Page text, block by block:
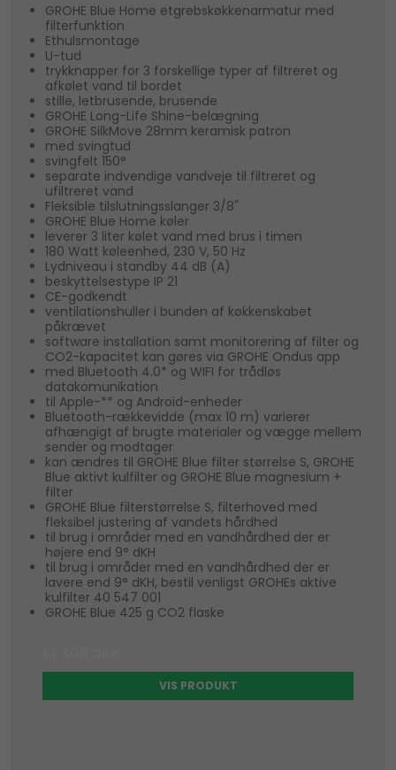
GROHE Blue Home etgrebskøkkenarmatur med
filterfunktion
Ethulsmontage
U-tud
trykknapper for 3 forskellige typer af filtreret og
afkølet vand til bordet
stille, letbrusende, brusende
GROHE Long-Life Shine-belægning
GROHE SilkMove 28mm keramisk patron
med svingtud
svingfelt 150°
separate indvendige vandveje til filtreret og
ufiltreret vand
Fleksible tilslutningsslanger 3/8"
GROHE Blue Home køler
leverer 3 liter kølet vand med brus i timen
180 Watt køleenhed, 230 V, 50 Hz
Lydniveau i standby 44 dB (A)
beskyttelsestype IP 21
CE-godkendt
ventilationshuller i bunden af køkkenskabet
påkrævet
software installation samt monitorering af filter og
CO2-kapacitet kan gøres via GROHE Ondus app
med Bluetooth 4.0* og WIFI for trådløs
datakomunikation
til Apple-** og Android-enheder
Bluetooth-rækkevidde (max 10 m) varierer
afhængigt af brugte materialer og vægge mellem
sender og modtager
kan ændres til GROHE Blue filter størrelse S, GROHE
Blue aktivt kulfilter og GROHE Blue magnesium +
filter
GROHE Blue filterstørrelse S, filterhoved med
fleksibel justering af vandets hårdhed
til brug i områder med en vandhårdhed der er
højere end 9° dKH
til brug i områder med en vandhårdhed der er
lavere end 9° dKH, bestil venligst GROHEs aktive
kulfilter 40 547 001
GROHE Blue 425 g CO2 flaske
VIS PRODUKT